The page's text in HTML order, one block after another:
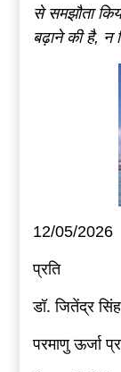
से समझौता
बढ़ाने की है, न
12/05/2026
प्रति
डॉ. जितेंद्र सिंह
परमाणु ऊर्जा